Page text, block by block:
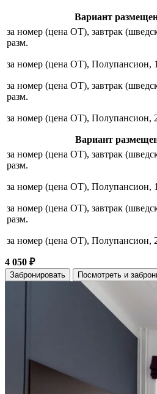
Вариант
за номер (цена ОТ), завтрак
разм.
за номер (цена ОТ), Полупансион,
за номер (цена ОТ), завтрак
разм.
за номер (цена ОТ), Полупансион,
Вариант
за номер (цена ОТ), завтрак
разм.
за номер (цена ОТ), Полупансион,
за номер (цена ОТ), завтрак
разм.
за номер (цена ОТ), Полупансион,
4 050 ₽
Забронировать Посмотреть и